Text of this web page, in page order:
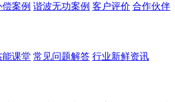
案例 谐波无功案例 客户评价 合作伙伴
课堂 常见问题解答 行业新鲜资讯